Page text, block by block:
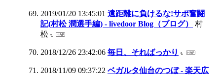
2019/01/20 13:45:01 遠距離に負けるな!サポ奮闘
記(村松 潤選手編) - livedoor Blog（ブログ）
村
松
2018/12/26 23:42:06 毎日、そればっかり
2018/11/09 09:37:22 ベガルタ仙台のつぼ - 楽天広